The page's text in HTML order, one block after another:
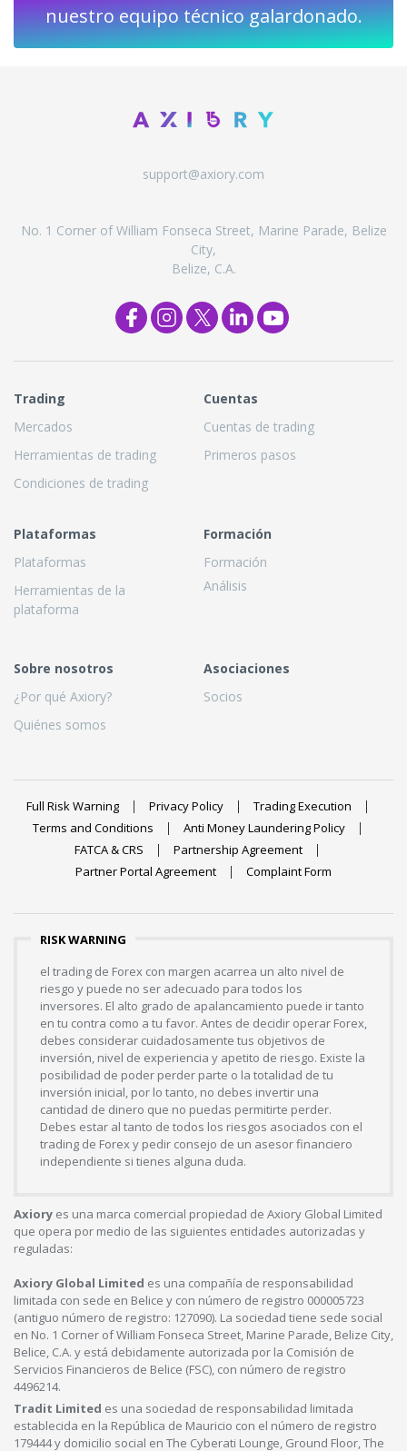
nuestro equipo técnico galardonado.
support@axiory.com
No. 1 Corner of William Fonseca Street, Marine Parade, Belize
City,
Belize, C.A.
Trading
Mercados
Herramientas de trading
Condiciones de trading
Cuentas
Cuentas de trading
Primeros pasos
Plataformas
Plataformas
Herramientas de la
plataforma
Formación
Formación
Análisis
Sobre nosotros
¿Por qué Axiory?
Quiénes somos
Asociaciones
Socios
Full Risk Warning Privacy Policy
Trading Execution
Terms and Conditions
Anti Money Laundering Policy
FATCA & CRS
Partnership Agreement
Partner Portal Agreement
Complaint Form
RISK WARNING
el trading de Forex con margen acarrea un alto nivel de
riesgo y puede no ser adecuado para todos los
inversores. El alto grado de apalancamiento puede ir tanto
en tu contra como a tu favor. Antes de decidir operar Forex,
debes considerar cuidadosamente tus objetivos de
inversión, nivel de experiencia y apetito de riesgo. Existe la
posibilidad de poder perder parte o la totalidad de tu
inversión inicial, por lo tanto, no debes invertir una
cantidad de dinero que no puedas permitirte perder.
Debes estar al tanto de todos los riesgos asociados con el
trading de Forex y pedir consejo de un asesor financiero
independiente si tienes alguna duda.
Axiory es una marca comercial propiedad de Axiory Global Limited
que opera por medio de las siguientes entidades autorizadas y
reguladas:
Axiory Global Limited es una compañía de responsabilidad
limitada con sede en Belice y con número de registro 000005723
(antiguo número de registro: 127090). La sociedad tiene sede social
en No. 1 Corner of William Fonseca Street, Marine Parade, Belize City,
Belice, C.A. y está debidamente autorizada por la Comisión de
Servicios Financieros de Belice (FSC), con número de registro
4496214.
Tradit Limited es una sociedad de responsabilidad limitada
establecida en la República de Mauricio con el número de registro
179444 y domicilio social en The Cyberati Lounge, Ground Floor, The